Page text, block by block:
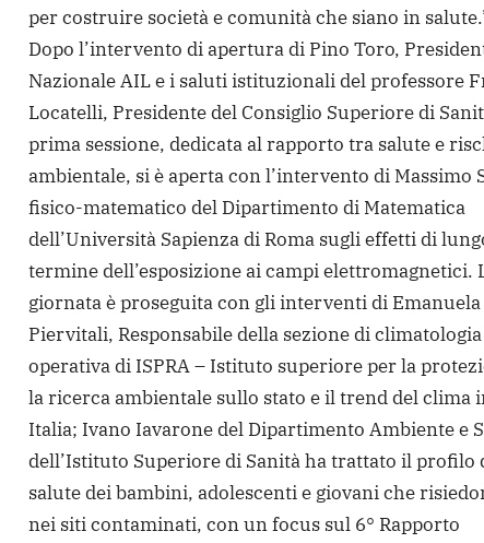
per costruire società e comunità che siano in
Dopo l’intervento di apertura di Pino Toro,
Nazionale AIL e i saluti istituzionali del professore
Locatelli, Presidente del Consiglio Superiore di
prima sessione, dedicata al rapporto tra salute e
ambientale, si è aperta con l’intervento di Massimo
fisico-matematico del Dipartimento di Matematica
dell’Università Sapienza di Roma sugli effetti di
termine dell’esposizione ai campi elettromagnetici.
giornata è proseguita con gli interventi di Emanuela
Piervitali, Responsabile della sezione di climatologia
operativa di ISPRA – Istituto superiore per la
la ricerca ambientale sullo stato e il trend del clima
Italia; Ivano Iavarone del Dipartimento Ambiente e
dell’Istituto Superiore di Sanità ha trattato il profilo
salute dei bambini, adolescenti e giovani che
nei siti contaminati, con un focus sul 6° Rapporto